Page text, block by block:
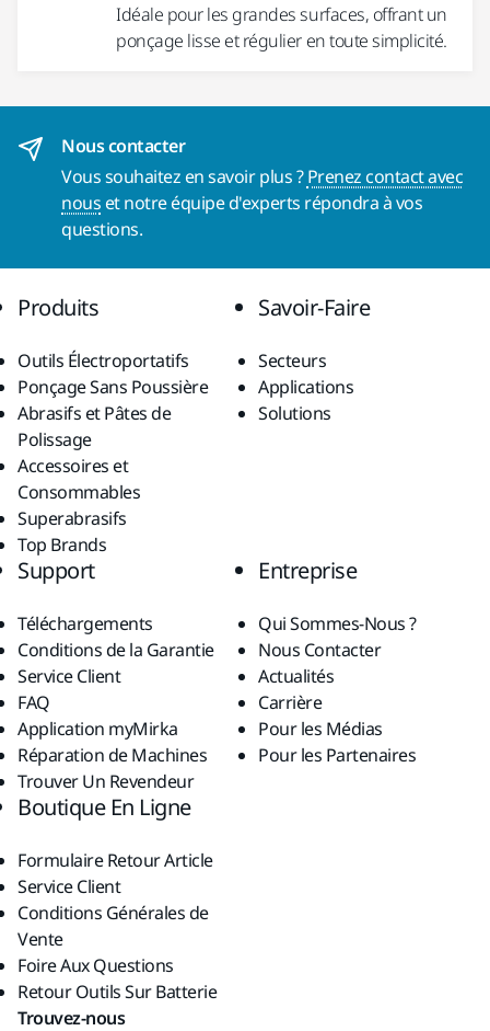
Idéale pour les grandes surfaces, offrant un
ponçage lisse et régulier en toute simplicité.
Nous contacter
Vous souhaitez en savoir plus ?Prenez contact avec
nous et notre équipe d'experts répondra à vos
questions.
Produits
Outils Électroportatifs
Ponçage Sans Poussière
Abrasifs et Pâtes de
Polissage
Accessoires et
Consommables
Superabrasifs
Top Brands
Savoir-Faire
Secteurs
Applications
Solutions
Support
Téléchargements
Conditions de la Garantie
Service Client
FAQ
Application myMirka
Réparation de Machines
Trouver Un Revendeur
Entreprise
Qui Sommes-Nous ?
Nous Contacter
Actualités
Carrière
Pour les Médias
Pour les Partenaires
Boutique En Ligne
Formulaire Retour Article
Service Client
Conditions Générales de
Vente
Foire Aux Questions
Retour Outils Sur Batterie
Trouvez-nous